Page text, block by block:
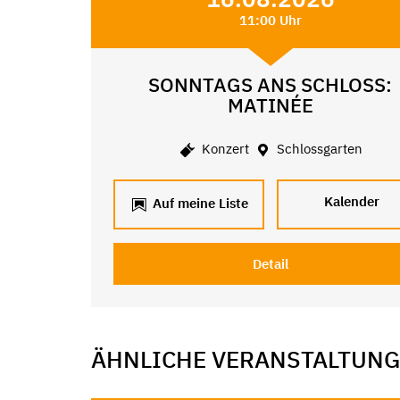
11:00 Uhr
SONNTAGS ANS SCHLOSS:
MATINÉE
Konzert Schlossgarten
Auf meine Liste Kalender
Detail
ÄHNLICHE